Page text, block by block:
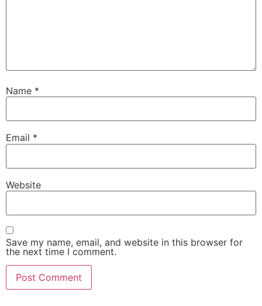
Name *
Email *
Website
Save my name, email, and website in this browser for
the next time I comment.